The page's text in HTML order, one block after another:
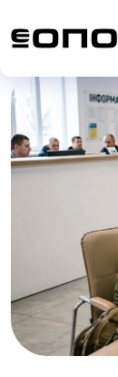
Головна| Блог